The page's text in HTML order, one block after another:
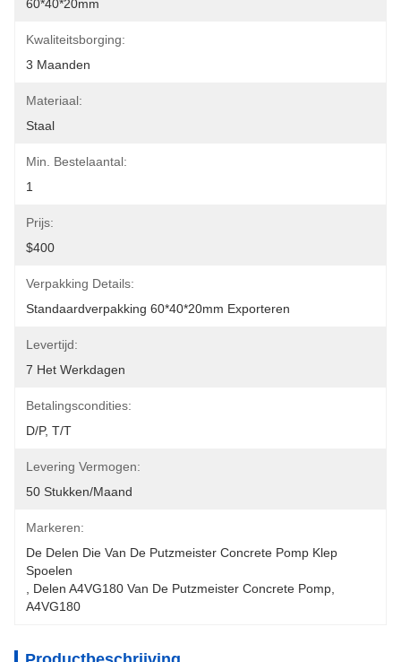
60*40*20mm
Kwaliteitsborging:
3 Maanden
Materiaal:
Staal
Min. Bestelaantal:
1
Prijs:
$400
Verpakking Details:
Standaardverpakking 60*40*20mm Exporteren
Levertijd:
7 Het Werkdagen
Betalingscondities:
D/P, T/T
Levering Vermogen:
50 Stukken/maand
Markeren:
De Delen Die Van De Putzmeister Concrete Pomp Klep
Spoelen
Delen A4VG180 Van De Putzmeister Concrete Pomp
A4VG180